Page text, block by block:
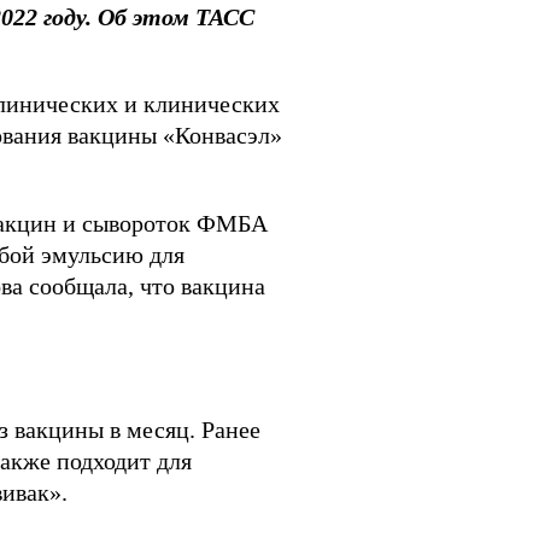
году. Об этом ТАСС
и клинических
вакцины «Конвасэл»
и сывороток ФМБА
эмульсию для
сообщала, что вакцина
в месяц. Ранее
подходит для